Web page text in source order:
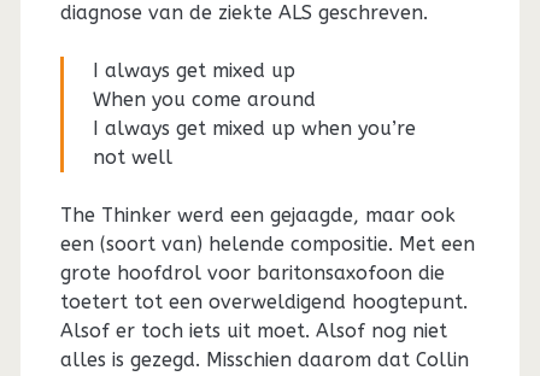
diagnose van de ziekte ALS geschreven.
I always get mixed up
When you come around
I always get mixed up when you’re
not well
The Thinker werd een gejaagde, maar ook
een (soort van) helende compositie. Met een
grote hoofdrol voor baritonsaxofoon die
toetert tot een overweldigend hoogtepunt.
Alsof er toch iets uit moet. Alsof nog niet
alles is gezegd. Misschien daarom dat Collin